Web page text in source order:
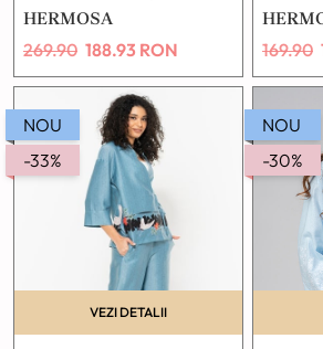
Eșarfă
HERMOSA
269.90 188.93 RON 169.90
NOU
-33%
VEZI DETALII
NOU
-30%